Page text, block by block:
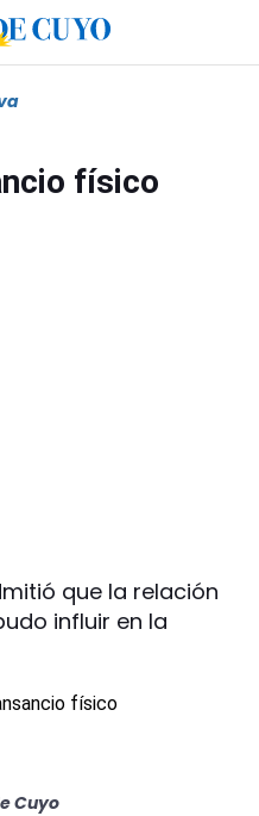
físico
que la relación
influir en la
Cuyo